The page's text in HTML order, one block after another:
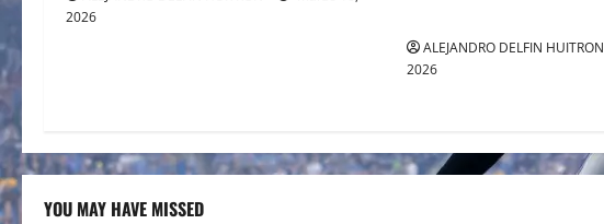
2026
ALEJANDRO DELFIN HUITRON
2026
YOU MAY HAVE MISSED